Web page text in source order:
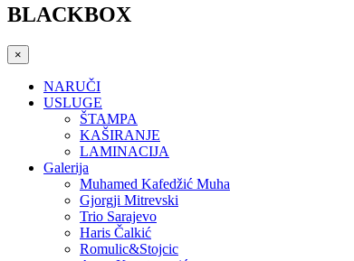
BLACKBOX
×
NARUČI
USLUGE
ŠTAMPA
KAŠIRANJE
LAMINACIJA
Galerija
Muhamed Kafedžić Muha
Gjorgji Mitrevski
Trio Sarajevo
Haris Čalkić
Romulic&Stojcic